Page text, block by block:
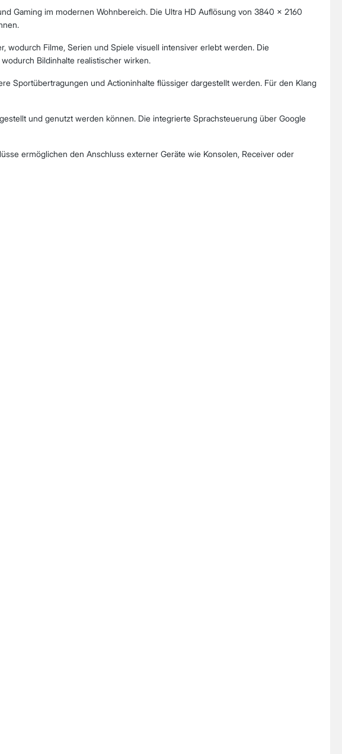
Gaming im modernen Wohnbereich. Die Ultra HD Auflösung von 3840 × 2160
wodurch Filme, Serien und Spiele visuell intensiver erlebt werden. Die
Bildinhalte realistischer wirken.
Sportübertragungen und Actioninhalte flüssiger dargestellt werden. Für den Klang
und genutzt werden können. Die integrierte Sprachsteuerung über Google
ermöglichen den Anschluss externer Geräte wie Konsolen, Receiver oder